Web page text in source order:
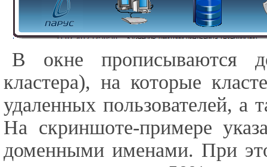
В окне прописываются
кластера), на которые
удаленных пользователей, а
На скриншоте-примере
доменными именами. При